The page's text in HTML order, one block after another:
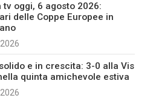
tv oggi, 6 agosto 2026:
delle Coppe Europee in
e in crescita: 3-0 alla Vis
quinta amichevole estiva